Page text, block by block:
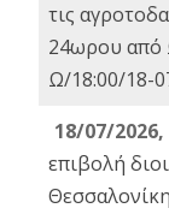
τις
24ωρου από
Ω/18:00/18-
18/07/2026,
επιβολή